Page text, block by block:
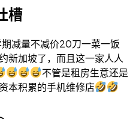
槽
减量不减价20刀一菜一饭
新加坡了，而且这一家人人
不管是租房生意还是
本积累的手机维修店